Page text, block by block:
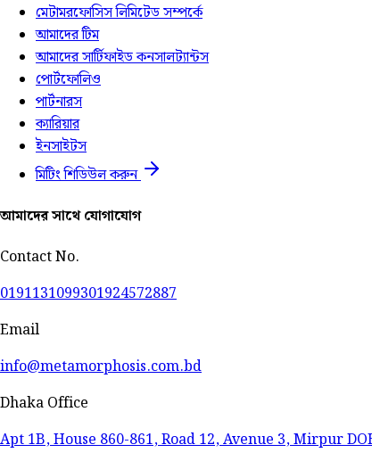
মেটামরফোসিস লিমিটেড সম্পর্কে
আমাদের টিম
আমাদের সার্টিফাইড কনসালট্যান্টস
পোর্টফোলিও
পার্টনারস
ক্যারিয়ার
ইনসাইটস
মিটিং শিডিউল করুন
আমাদের সাথে যোগাযোগ
Contact No.
0191131099301924572887
Email
info@metamorphosis.com.bd
Dhaka Office
Apt 1B, House 860-861, Road 12, Avenue 3, Mirpur